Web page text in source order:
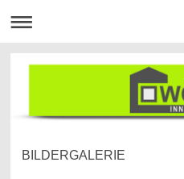
BILDERGALERIE